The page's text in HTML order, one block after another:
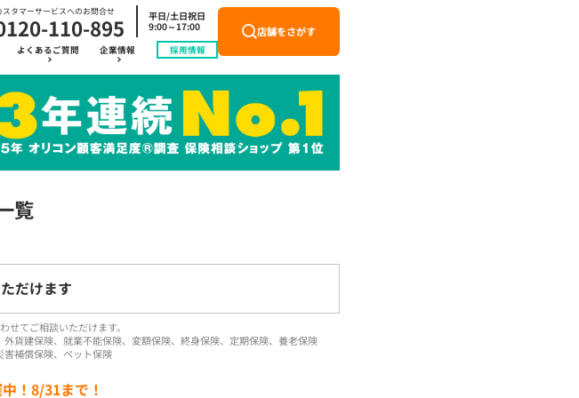
スタマーサービスへのお問合せ
110-895
平日/土日祝日
9:00～17:00
よくあるご質問 企業情報 採用情報
店舗をさがす
覧
だけます
てご相談いただけます。
貨建保険、就業不能保険、変額保険、終身保険、定期保険、養老保険
補償保険、ペット保険
！8/31まで！